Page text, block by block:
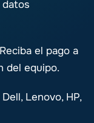
datos
el pago a
del equipo.
Lenovo, HP,